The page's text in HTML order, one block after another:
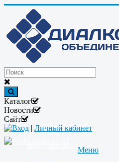
Каталог
Новости
Сайт
Вход | Личный кабинет
Меню